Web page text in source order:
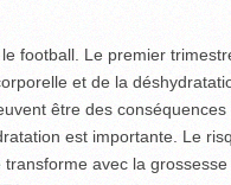
football. Le premier
et de la
être des
est importante. Le
avec la